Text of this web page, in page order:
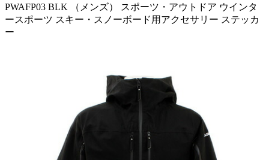
PWAFP03 BLK （メンズ） スポーツ・アウトドア ウインタ
ースポーツ スキー・スノーボード用アクセサリー ステッカ
ー